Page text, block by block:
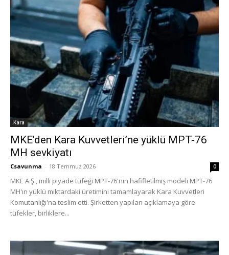
Kara
MKE’den Kara Kuvvetleri’ne yüklü MPT-76
MH sevkiyatı
Csavunma - 18 Temmuz 2026 0
MKE A.Ş., milli piyade tüfeği MPT-76'nın hafifletilmiş modeli MPT-76
MH'ın yüklü miktardaki üretimini tamamlayarak Kara Kuvvetleri
Komutanlığı'na teslim etti. Şirketten yapılan açıklamaya göre
tüfekler, birliklere...